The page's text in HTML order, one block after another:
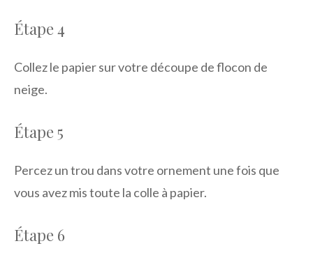
Étape 4
Collez le papier sur votre découpe de flocon de
neige.
Étape 5
Percez un trou dans votre ornement une fois que
vous avez mis toute la colle à papier.
Étape 6